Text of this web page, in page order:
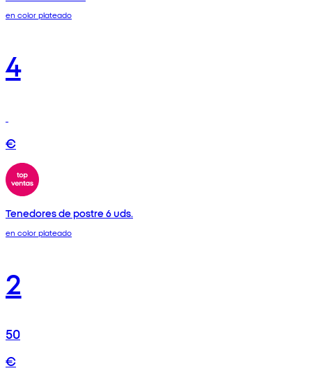
en color plateado
4
€
Tenedores de postre 6 uds.
en color plateado
2
50
€